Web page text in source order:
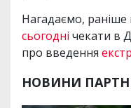
Нагадаємо, раніше
сьогодні чекати в
про введення